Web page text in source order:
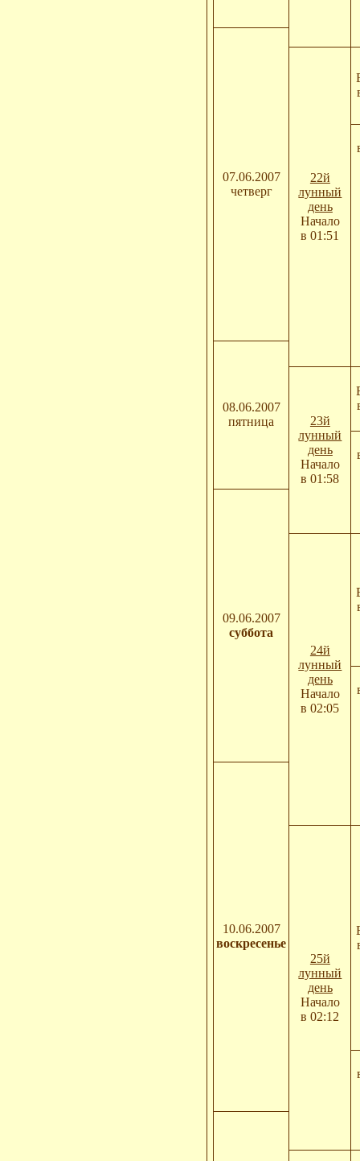
07.06.2007
четверг
22й
лунный
день
Начало
в 01:51
08.06.2007
пятница
23й
лунный
день
Начало
в 01:58
09.06.2007
суббота
24й
лунный
день
Начало
в 02:05
10.06.2007
воскресенье
25й
лунный
день
Начало
в 02:12